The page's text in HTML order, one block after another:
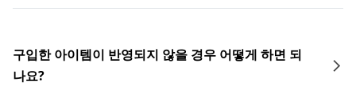
구입한 아이템이 반영되지 않을 경우 어떻게 하면 되
나요?